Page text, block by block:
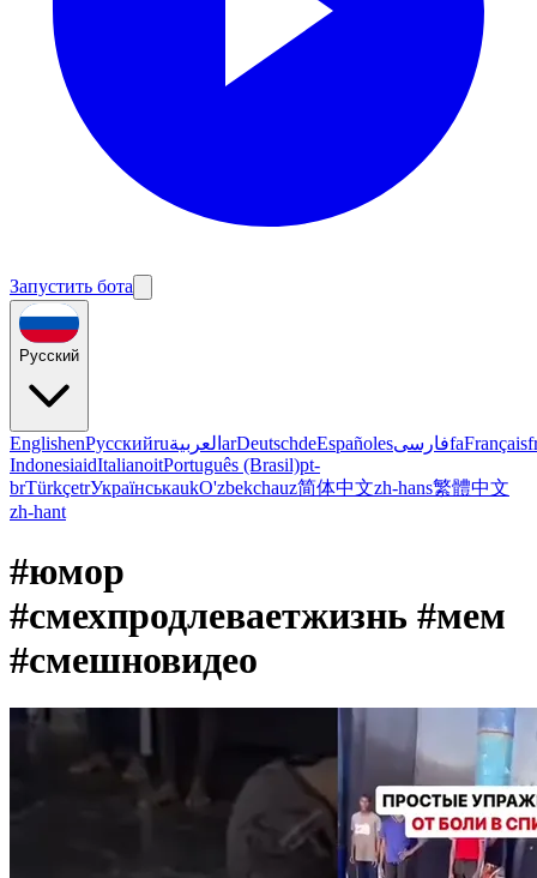
Запустить бота
Русский
EnglishenРусскийruالعربية arDeutschdeEspañolesفارسیfaFrançais
IndonesiaidItalianoitPortuguês (Brasil)pt-
brTürkçetrУкраїнськаukO'zbekchauz简体中文zh-hans繁體中文
zh-hant
#юмор
#смехпродлеваетжизнь #мем
#смешновидео